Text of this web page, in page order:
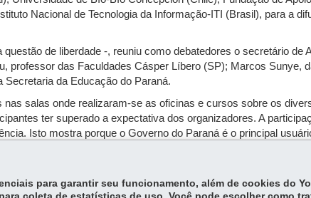
Nacional de Tecnologia da Informação-ITI (Brasil), para a
de liberdade -, reuniu como debatedores o secretário
professor das Faculdades Cásper Líbero (SP); Marcos Sunye,
da Educação do Paraná.
salas onde realizaram-se as oficinas e cursos sobre os
ter superado a expectativa dos organizadores. A
Isto mostra porque o Governo do Paraná é o principal
foi uma grande vitrine para exibir seus produtos e aprofundar
para garantir seu funcionamento, além de cookies do